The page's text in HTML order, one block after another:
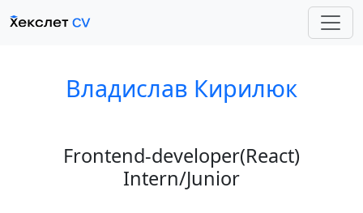
Владислав Кирилюк
Frontend-developer(React)
Intern/Junior